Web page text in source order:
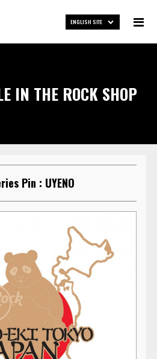
ENGLISH SITE
IN THE ROCK SHOP
Pin : UYENO